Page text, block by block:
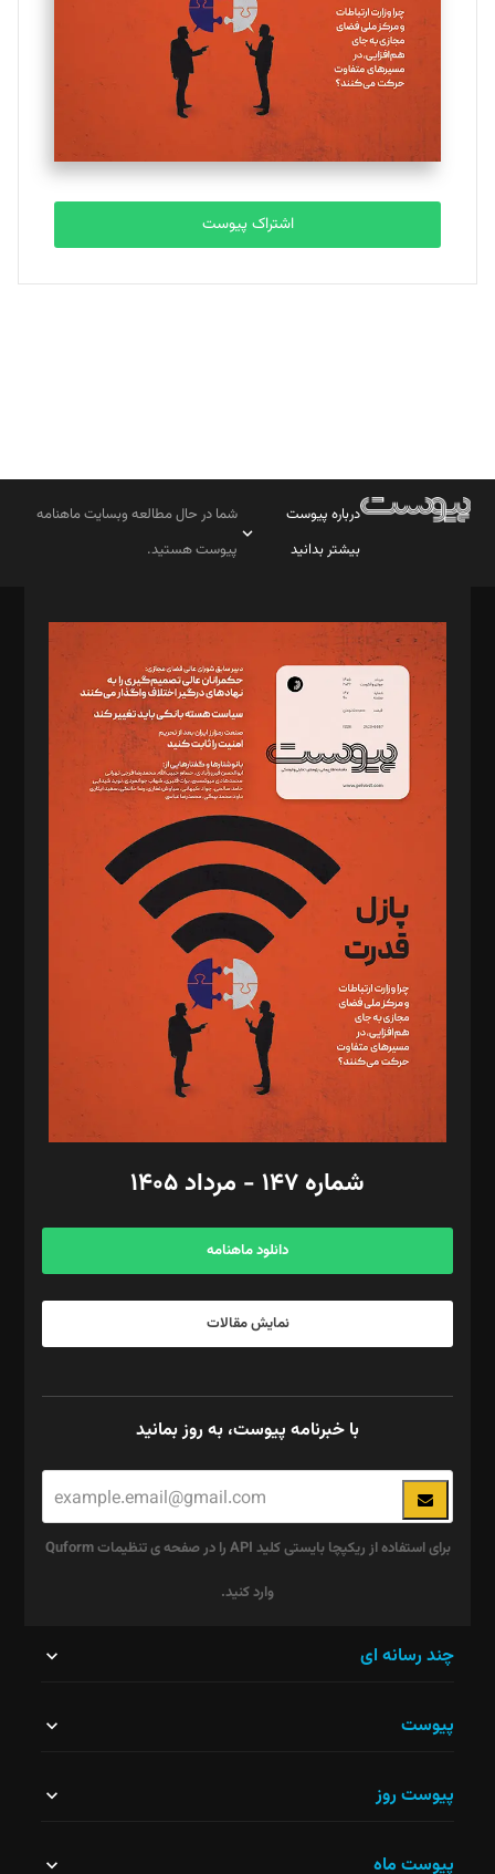
ملینا جعفری
تحریریه
مصطفی مسجدی آرانی
تحریریه
بابک نقاش
تحریریه
اشتراک پیوست
درباره پیوست
بیشتر بدانید
شما در حال مطالعه وبسایت ماهنامه
پیوست هستید.
مدیر مسئول: محمدباقر اثنی‌عشری
سردبیر: مهرک محمودی
دبیر تحریریه: میثم قاسمی
د‌بیر ناداستان: سمانه سمیع
د‌بیر خدمت و تجارت: ابوالفضل رجبی
د‌بیر حقوق فناوری: حسام‌الدین ایپکچی
د‌بیر پیوست جهان: مینا پاکدل
د‌بیر تحریریه آنلاین: بابک نقاش
تحریریه‌: مجتبی محمود‌ی، آرش برهمند، یسنا امان‌پور، سروش کرمیان،
مصطفی مسجدی آرانی، ابوالفضل رجبی، زهرا فکرانه، فائزه فتحی
رستمی،مصطفی باستان
ویرایش: نگار استاد‌‌آقا
طراح یونیفرم: مجید توکلی
فیلمبرداری و عکاسی: امیر شفیعی، مانی لطفی زاده
گرافیک و صفحه‌آرایی: سید‌سبحان‌علی ثابت
مد‌یر توسعه تجاری: کامبیز برید‌
امور مالی: شاپور رهبری، محمد‌ کاظمی‌نیا
آگهی و مشترکین: ۰۹۱۹۹۹۹۰۴۵۴
شماره ۱۴۷ - مرداد ۱۴۰۵
دانلود ماهنامه
نمایش مقالات
با خبرنامه پیوست، به روز بمانید
برای استفاده از ریکپچا بایستی کلید API را در صفحه ی تنظیمات Quform
وارد کنید.
نباید
شود.
چند رسانه ای
پیوست
پیوست روز
پیوست ماه